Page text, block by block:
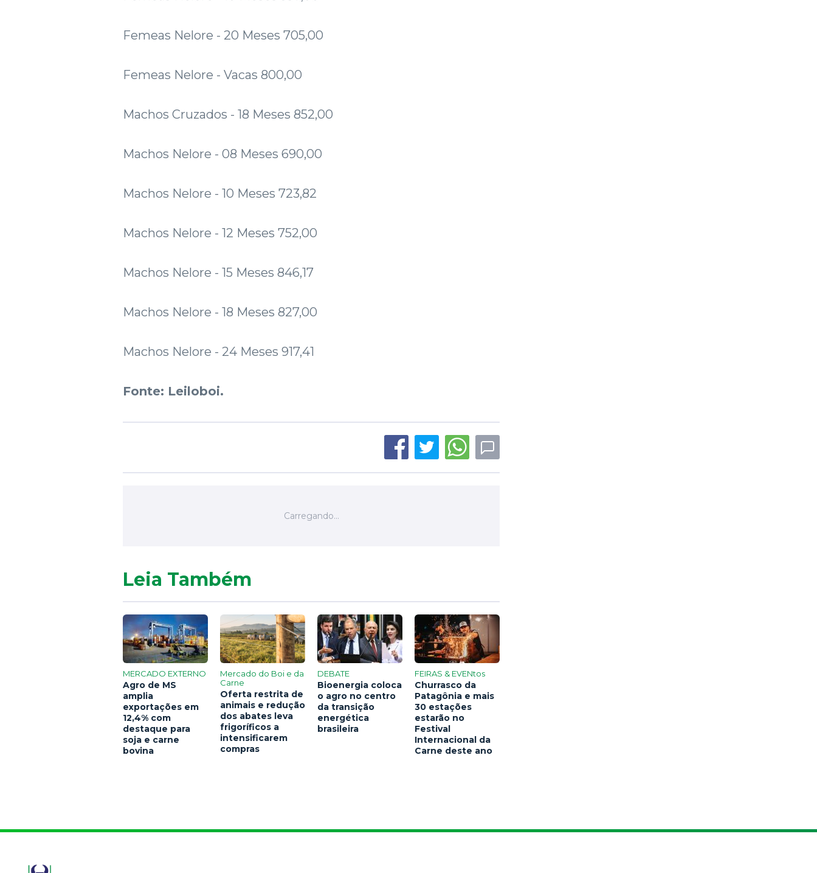
Femeas Nelore - 20 Meses 705,00
Femeas Nelore - Vacas 800,00
Machos Cruzados - 18 Meses 852,00
Machos Nelore - 08 Meses 690,00
Machos Nelore - 10 Meses 723,82
Machos Nelore - 12 Meses 752,00
Machos Nelore - 15 Meses 846,17
Machos Nelore - 18 Meses 827,00
Machos Nelore - 24 Meses 917,41
Fonte: Leiloboi.
Leia Também
MERCADO EXTERNO
Agro de MS
amplia
exportações em
12,4% com
destaque para
soja e carne
bovina
Mercado do Boi e da
Carne
Oferta restrita de
animais e redução
dos abates leva
frigoríficos a
intensificarem
compras
DEBATE
Bioenergia coloca
o agro no centro
da transição
energética
brasileira
FEIRAS & EVENtos
Churrasco da
Patagônia e mais
30 estações
estarão no
Festival
Internacional da
Carne deste ano